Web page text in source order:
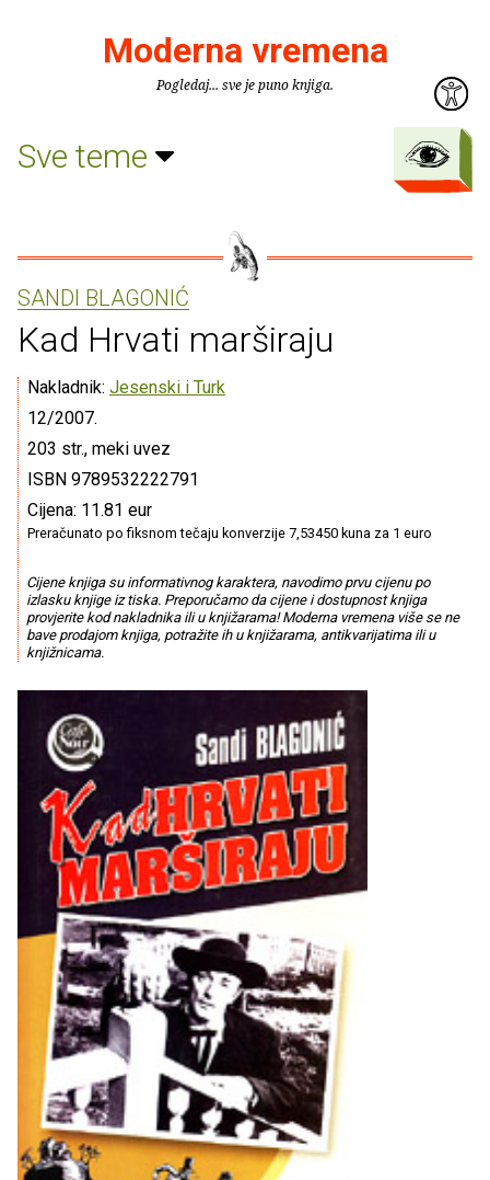
Moderna vremena
Pogledaj... sve je puno knjiga.
Sve teme
SANDI BLAGONIĆ
Kad Hrvati marširaju
Nakladnik: Jesenski i Turk
12/2007.
203 str., meki uvez
ISBN 9789532222791
Cijena: 11.81 eur
Preračunato po fiksnom tečaju konverzije 7,53450 kuna za 1 euro
Cijene knjiga su informativnog karaktera, navodimo prvu cijenu po
izlasku knjige iz tiska. Preporučamo da cijene i dostupnost knjiga
provjerite kod nakladnika ili u knjižarama! Moderna vremena više se ne
bave prodajom knjiga, potražite ih u knjižarama, antikvarijatima ili u
knjižnicama.